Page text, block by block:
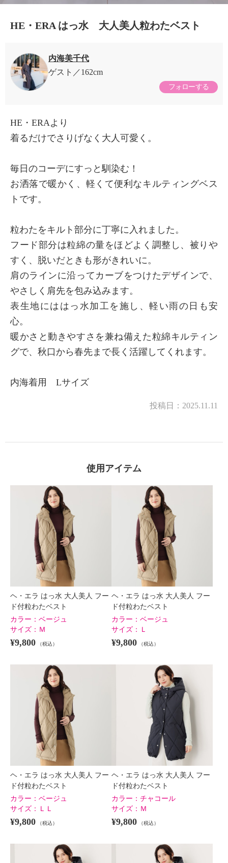
HE・ERA はっ水 大人美人粒わたベスト
内海美千代
ゲスト
162cm
フォローする
HE・ERAより
着るだけでさりげなく大人可愛く。
毎日のコーデにすっと馴染む！
お洒落で暖かく、軽くて便利なキルティングベス
トです。
粒わたをキルト部分に丁寧に入れました。
フード部分は粒綿の量をほどよく調整し、被りや
すく、脱いだときも形がきれいに。
肩のラインに沿ってカーブをつけたデザインで、
やさしく肩先を包み込みます。
表生地にははっ水加工を施し、軽い雨の日も安
心。
暖かさと動きやすさを兼ね備えた粒綿キルティン
グで、秋口から春先まで長く活躍してくれます。
内海着用 Lサイズ
投稿日： 2025.11.11
使用アイテム
ヘ・エラ はっ水 大人美人 フー
ド付粒わたベスト
カラー： ベージュ
サイズ： Ｍ
¥9,800 （税込）
ヘ・エラ はっ水 大人美人 フー
ド付粒わたベスト
カラー： ベージュ
サイズ：
Ｌ
¥9,800 （税込）
ヘ・エラ はっ水 大人美人 フー
ド付粒わたベスト
カラー： ベージュ
サイズ：
ＬＬ
¥9,800 （税込）
ヘ・エラ はっ水 大人美人 フー
ド付粒わたベスト
カラー： チャコール
サイズ： Ｍ
¥9,800 （税込）